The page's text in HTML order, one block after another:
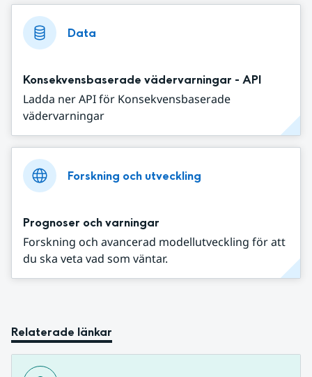
Data
Konsekvensbaserade vädervarningar - API
Ladda ner API för Konsekvensbaserade
vädervarningar
Forskning och utveckling
Prognoser och varningar
Forskning och avancerad modellutveckling för att
du ska veta vad som väntar.
Relaterade länkar